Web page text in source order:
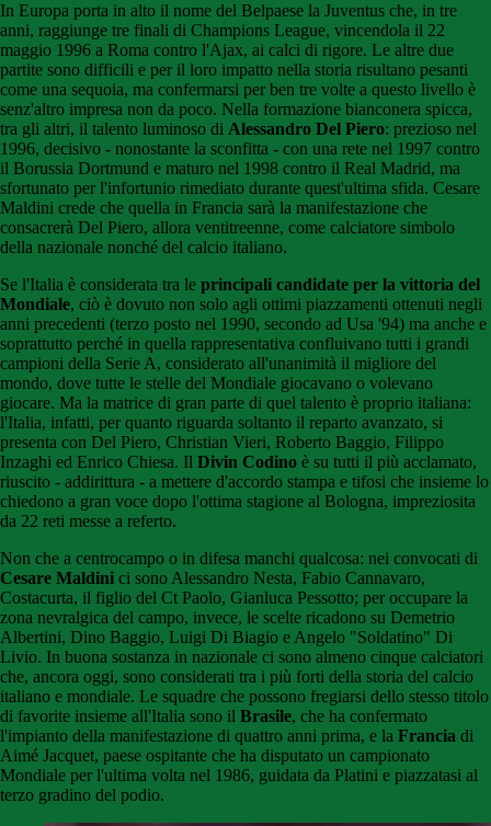
In Europa porta in alto il nome del Belpaese la Juventus che, in tre
anni, raggiunge tre finali di Champions League, vincendola il 22
maggio 1996 a Roma contro l'Ajax, ai calci di rigore. Le altre due
partite sono difficili e per il loro impatto nella storia risultano pesanti
come una sequoia, ma confermarsi per ben tre volte a questo livello è
senz'altro impresa non da poco. Nella formazione bianconera spicca,
tra gli altri, il talento luminoso di Alessandro Del Piero: prezioso nel
1996, decisivo - nonostante la sconfitta - con una rete nel 1997 contro
il Borussia Dortmund e maturo nel 1998 contro il Real Madrid, ma
sfortunato per l'infortunio rimediato durante quest'ultima sfida. Cesare
Maldini crede che quella in Francia sarà la manifestazione che
consacrerà Del Piero, allora ventitreenne, come calciatore simbolo
della nazionale nonché del calcio italiano.
Se l'Italia è considerata tra le principali candidate per la vittoria del
Mondiale, ciò è dovuto non solo agli ottimi piazzamenti ottenuti negli
anni precedenti (terzo posto nel 1990, secondo ad Usa '94) ma anche e
soprattutto perché in quella rappresentativa confluivano tutti i grandi
campioni della Serie A, considerato all'unanimità il migliore del
mondo, dove tutte le stelle del Mondiale giocavano o volevano
giocare. Ma la matrice di gran parte di quel talento è proprio italiana:
l'Italia, infatti, per quanto riguarda soltanto il reparto avanzato, si
presenta con Del Piero, Christian Vieri, Roberto Baggio, Filippo
Inzaghi ed Enrico Chiesa. Il Divin Codino è su tutti il più acclamato,
riuscito - addirittura - a mettere d'accordo stampa e tifosi che insieme lo
chiedono a gran voce dopo l'ottima stagione al Bologna, impreziosita
da 22 reti messe a referto.
Non che a centrocampo o in difesa manchi qualcosa: nei convocati di
Cesare Maldini ci sono Alessandro Nesta, Fabio Cannavaro,
Costacurta, il figlio del Ct Paolo, Gianluca Pessotto; per occupare la
zona nevralgica del campo, invece, le scelte ricadono su Demetrio
Albertini, Dino Baggio, Luigi Di Biagio e Angelo "Soldatino" Di
Livio. In buona sostanza in nazionale ci sono almeno cinque calciatori
che, ancora oggi, sono considerati tra i più forti della storia del calcio
italiano e mondiale. Le squadre che possono fregiarsi dello stesso titolo
di favorite insieme all'Italia sono il Brasile, che ha confermato
l'impianto della manifestazione di quattro anni prima, e la Francia di
Aimé Jacquet, paese ospitante che ha disputato un campionato
Mondiale per l'ultima volta nel 1986, guidata da Platini e piazzatasi al
terzo gradino del podio.